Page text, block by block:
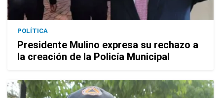
POLÍTICA
Presidente Mulino expresa su rechazo a
la creación de la Policía Municipal